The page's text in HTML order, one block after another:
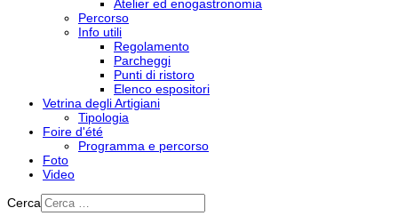
Atelier ed enogastronomia
Percorso
Info utili
Regolamento
Parcheggi
Punti di ristoro
Elenco espositori
Vetrina degli Artigiani
Tipologia
Foire d'été
Programma e percorso
Foto
Video
Cerca